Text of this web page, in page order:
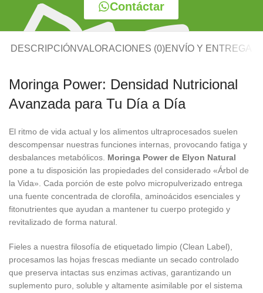
Contáctar
DESCRIPCIÓNVALORACIONES (0)ENVÍO Y ENTREGA
Moringa Power: Densidad Nutricional
Avanzada para Tu Día a Día
El ritmo de vida actual y los alimentos ultraprocesados suelen
descompensar nuestras funciones internas, provocando fatiga y
desbalances metabólicos. Moringa Power de Elyon Natural
pone a tu disposición las propiedades del considerado «Árbol de
la Vida». Cada porción de este polvo micropulverizado entrega
una fuente concentrada de clorofila, aminoácidos esenciales y
fitonutrientes que ayudan a mantener tu cuerpo protegido y
revitalizado de forma natural.
Fieles a nuestra filosofía de etiquetado limpio (Clean Label),
procesamos las hojas frescas mediante un secado controlado
que preserva intactas sus enzimas activas, garantizando un
suplemento puro, soluble y altamente asimilable por el sistema